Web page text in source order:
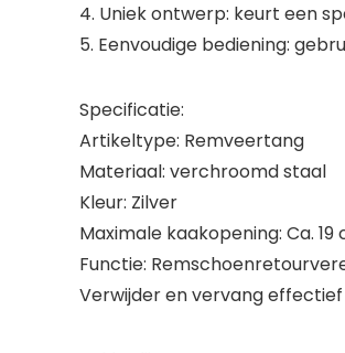
4. Uniek ontwerp: keurt een
5. Eenvoudige bediening:
Specificatie:
Artikeltype: Remveertang
Materiaal: verchroomd staal
Kleur: Zilver
Maximale kaakopening: Ca. 19
Functie:
Verwijder en vervang